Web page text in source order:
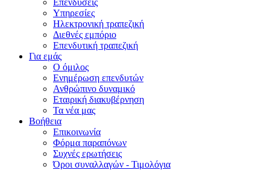
Επενδύσεις
Υπηρεσίες
Ηλεκτρονική τραπεζική
Διεθνές εμπόριο
Επενδυτική τραπεζική
Για εμάς
Ο όμιλος
Ενημέρωση επενδυτών
Ανθρώπινο δυναμικό
Εταιρική διακυβέρνηση
Τα νέα μας
Βοήθεια
Επικοινωνία
Φόρμα παραπόνων
Συχνές ερωτήσεις
Όροι συναλλαγών - Τιμολόγια